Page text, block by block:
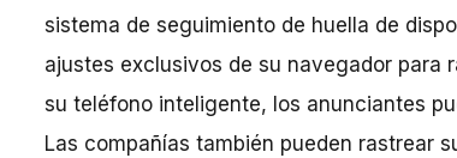
sistema de seguimiento de huella de
ajustes exclusivos de su navegador para
su teléfono inteligente, los anunciantes
Las compañías también pueden rastrear